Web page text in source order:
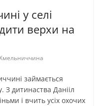
у селі
верхи на
займається
З дитинаства Данііл
і вчить усіх охочих